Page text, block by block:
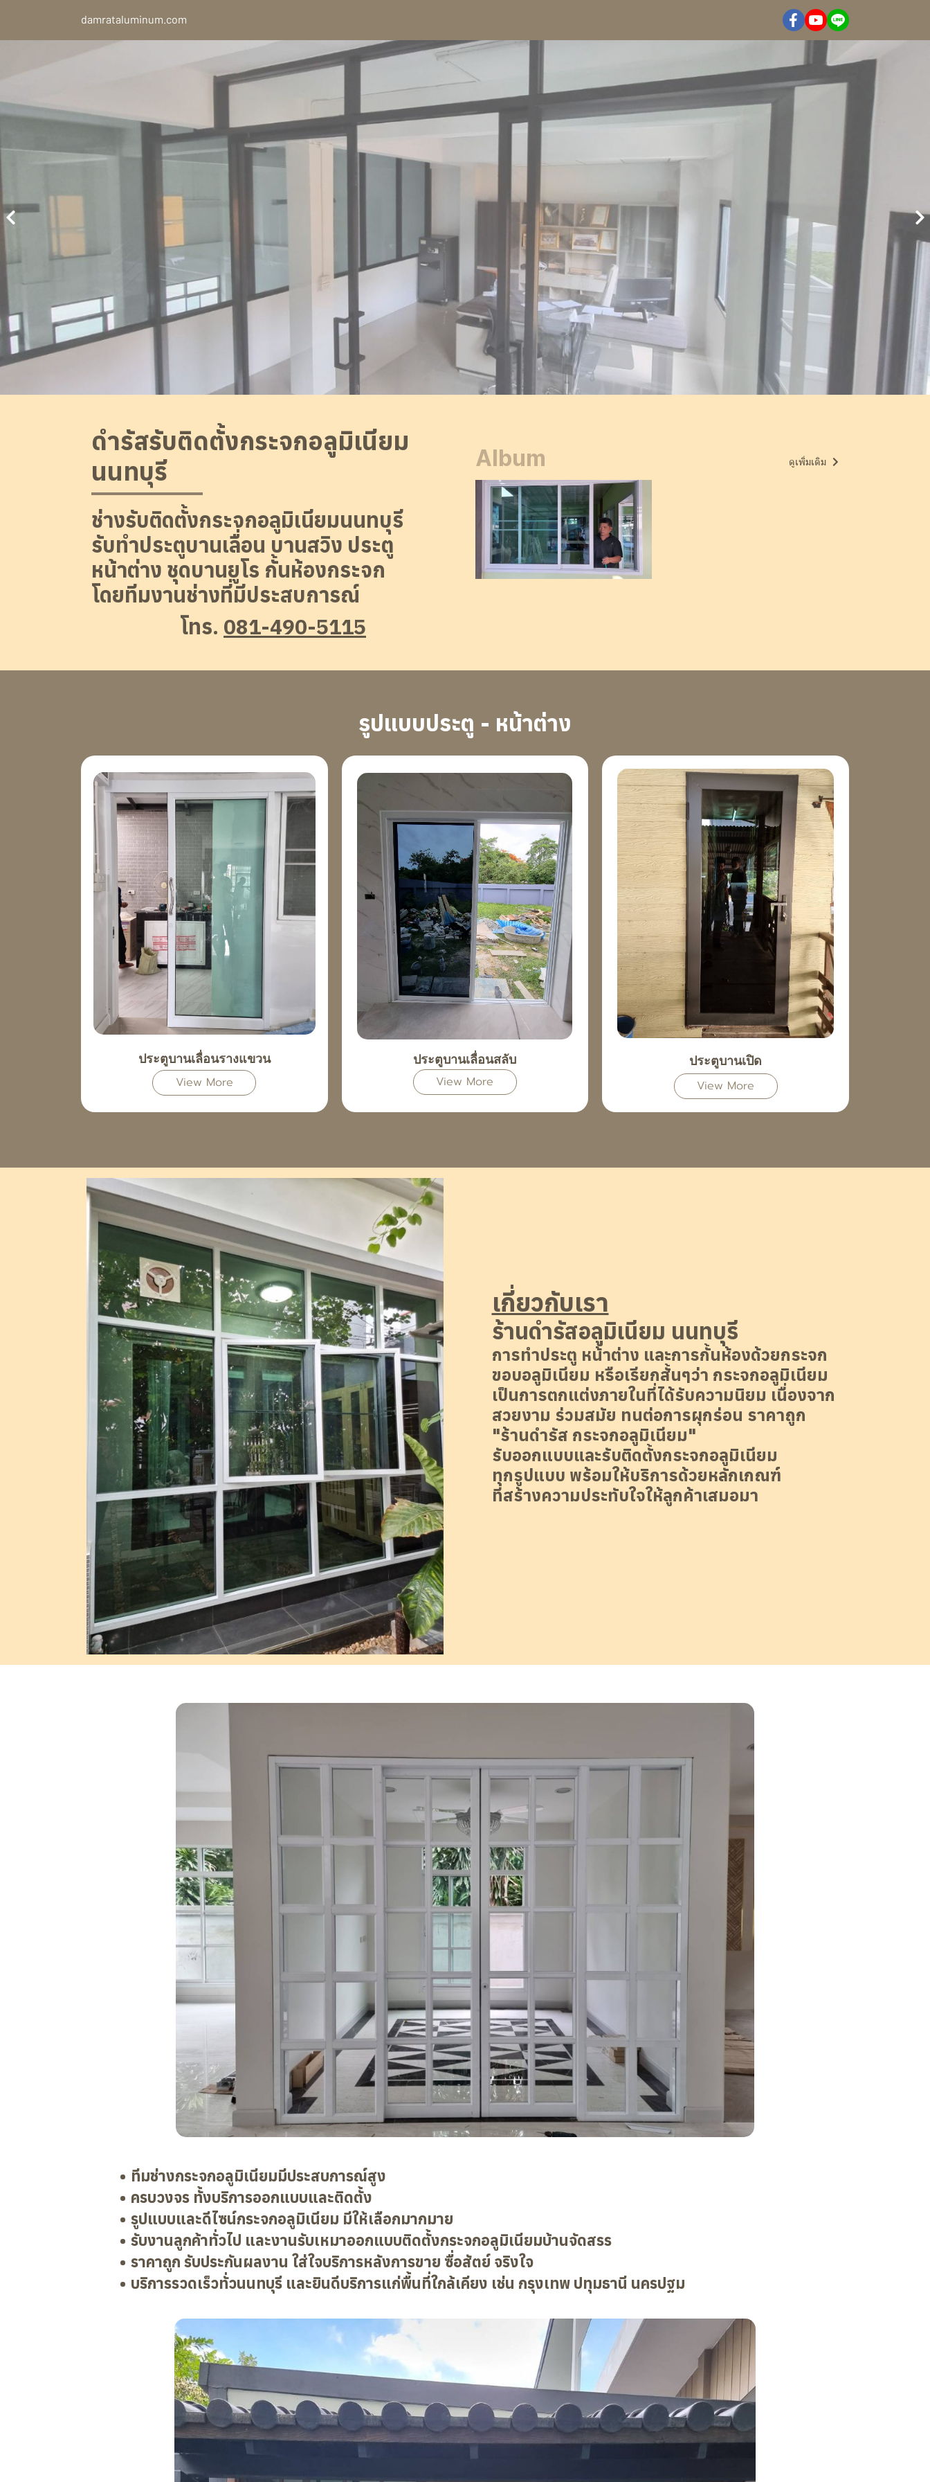
damrataluminum.com
ดำรัสรับติดตั้งกระจกอลูมิเนียม
นนทบุรี
ช่างรับติดตั้งกระจกอลูมิเนียมนนทบุรี
รับทำประตูบานเลื่อน บานสวิง ประตู
หน้าต่าง ชุดบานยูโร กั้นห้องกระจก
โดยทีมงานช่างที่มีประสบการณ์
โทร. 081-490-5115
Album ดูเพิ่มเติม
ผลงานทางร้าน
รูปแบบประตู - หน้าต่าง
ประตูบานเลื่อนรางแขวน
View More
ประตูบานเลื่อนสลับ
View More
ประตูบานเปิด
View More
เกี่ยวกับเรา
ร้านดำรัสอลูมิเนียม นนทบุรี
การทำประตู หน้าต่าง และการกั้นห้องด้วยกระจก
ขอบอลูมิเนียม หรือเรียกสั้นๆว่า กระจกอลูมิเนียม
เป็นการตกแต่งภายในที่ได้รับความนิยม เนื่องจาก
สวยงาม ร่วมสมัย ทนต่อการผุกร่อน ราคาถูก
"ร้านดำรัส กระจกอลูมิเนียม"
รับออกแบบและรับติดตั้งกระจกอลูมิเนียม
ทุกรูปแบบ พร้อมให้บริการด้วยหลักเกณฑ์
ที่สร้างความประทับใจให้ลูกค้าเสมอมา
ทีมช่างกระจกอลูมิเนียมมีประสบการณ์สูง
ครบวงจร ทั้งบริการออกแบบและติดตั้ง
รูปแบบและดีไซน์กระจกอลูมิเนียม มีให้เลือกมากมาย
รับงานลูกค้าทั่วไป และงานรับเหมาออกแบบติดตั้งกระจกอลูมิเนียมบ้านจัดสรร
ราคาถูก รับประกันผลงาน ใส่ใจบริการหลังการขาย ซื่อสัตย์ จริงใจ
บริการรวดเร็วทั่วนนทบุรี และยินดีบริการแก่พื้นที่ใกล้เคียง เช่น กรุงเทพ ปทุมธานี นครปฐม